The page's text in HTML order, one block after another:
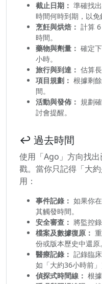
截止日期： 準確找
時間何時到期，以免
烹飪與烘焙： 計算
時間。
藥物與劑量： 確定
小時。
旅行與到達： 估算
項目規劃： 根據剩
間。
活動與發佈： 規劃
討會提醒。
↩️ 過去時間
使用「Ago」方向找
戳。當你只記得「大
用：
事件記錄： 如果你
其觸發時間。
安全審查： 將監控
檔案及數據復原：
份或版本歷史中還原。
醫療記錄： 記錄臨
如「大約36小時前」
偵探式時間線： 根